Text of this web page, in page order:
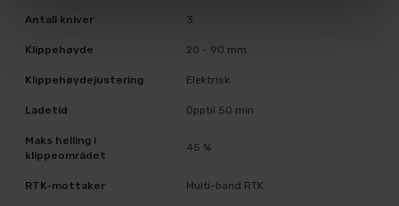
Antall kniver 3
Klippehøyde 20 - 90 mm
Klippehøydejustering Elektrisk
Ladetid Opptil 50 min
Maks helling i
klippeområdet
45 %
RTK-mottaker Multi-band RTK